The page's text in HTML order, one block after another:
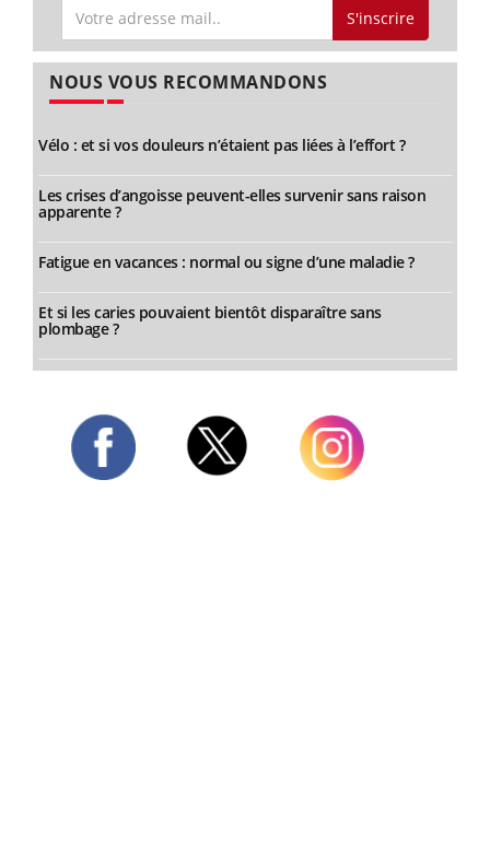
S'inscrire
NOUS VOUS RECOMMANDONS
Vélo : et si vos douleurs n’étaient pas liées à l’effort ?
Les crises d’angoisse peuvent-elles survenir sans raison
apparente ?
Fatigue en vacances : normal ou signe d’une maladie ?
Et si les caries pouvaient bientôt disparaître sans
plombage ?